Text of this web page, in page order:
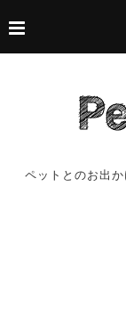
ペットとのお出